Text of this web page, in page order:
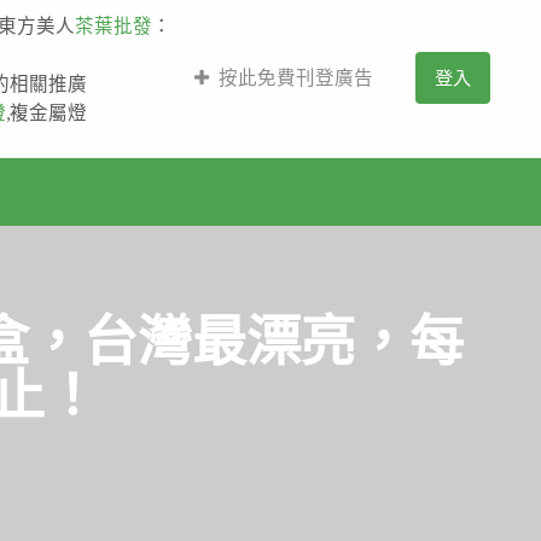
方美人 茶葉批發 ：
相關推廣
,複金屬燈
按此免費刊登廣告 登入
，台灣最漂亮，每
！